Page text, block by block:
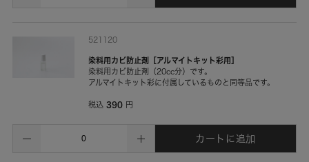
521120
染料用カビ防止剤［アルマイトキット彩用］
染料用カビ防止剤（20cc分）です。
アルマイトキット彩に付属しているものと同等品です。
税込 390 円
カートに追加